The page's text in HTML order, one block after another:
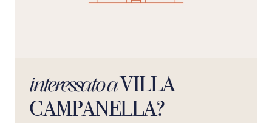
interessato aVILLA
CAMPANELLA?